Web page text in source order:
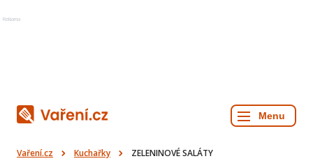
Reklama
Vaření.cz Kuchařky ZELENINOVÉ SALÁTY